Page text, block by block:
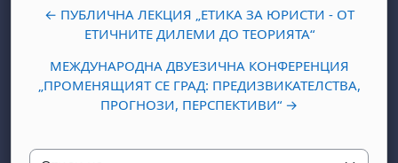
← ПУБЛИЧНА ЛЕКЦИЯ „ЕТИКА ЗА ЮРИСТИ - ОТ
ЕТИЧНИТЕ ДИЛЕМИ ДО ТЕОРИЯТА“
МЕЖДУНАРОДНА ДВУЕЗИЧНА КОНФЕРЕНЦИЯ
„ПРОМЕНЯЩИЯТ СЕ ГРАД: ПРЕДИЗВИКАТЕЛСТВА,
ПРОГНОЗИ, ПЕРСПЕКТИВИ“ →